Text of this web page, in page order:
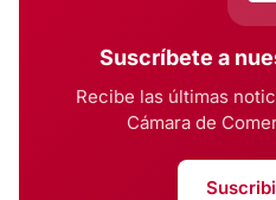
Suscríbete a
Recibe las últimas
Cámara de